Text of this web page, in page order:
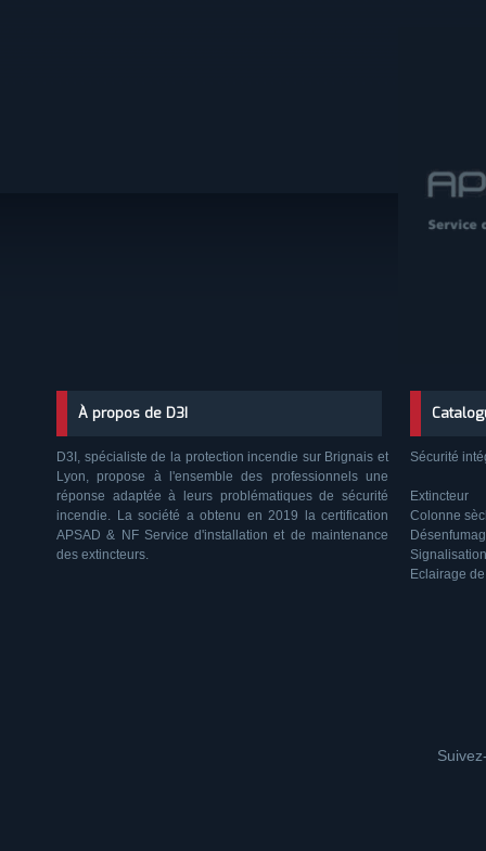
À propos de D3I
D3I, spécialiste de la protection incendie sur Brignais et
Lyon, propose à l'ensemble des professionnels une
réponse adaptée à leurs problématiques de sécurité
incendie. La société a obtenu en 2019 la certification
APSAD & NF Service d'installation et de maintenance
des extincteurs.
Sécurité
Extincteur
Colonne
Signalisation
Eclairage